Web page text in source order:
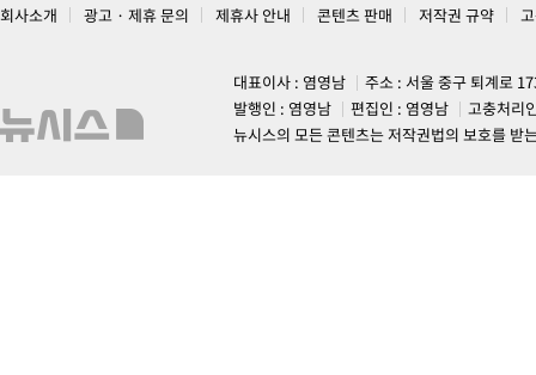
회사소개 광고 · 제휴 문의 제휴사 안내 콘텐츠 판매 저작권 규약
대표이사 : 염영남
주소 : 서울 중구 퇴계로
발행인 : 염영남
편집인 : 염영남
고충처리
뉴시스의 모든 콘텐츠는 저작권법의 보호를